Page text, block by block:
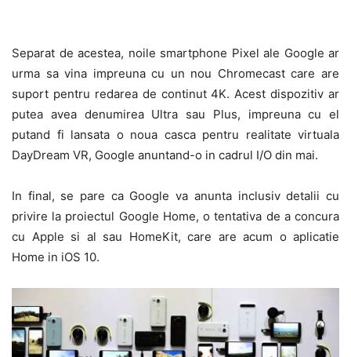
Separat de acestea, noile smartphone Pixel ale Google ar
urma sa vina impreuna cu un nou Chromecast care are
suport pentru redarea de continut 4K. Acest dispozitiv ar
putea avea denumirea Ultra sau Plus, impreuna cu el
putand fi lansata o noua casca pentru realitate virtuala
DayDream VR, Google anuntand-o in cadrul I/O din mai.
In final, se pare ca Google va anunta inclusiv detalii cu
privire la proiectul Google Home, o tentativa de a concura
cu Apple si al sau HomeKit, care are acum o aplicatie
Home in iOS 10.